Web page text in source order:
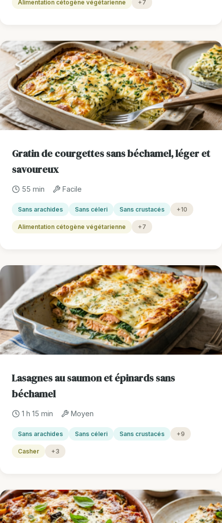
Alimentation cétogène végétarienne +7
Gratin de courgettes sans béchamel, léger et
savoureux
55 min Facile
Sans arachides Sans céleri Sans crustacés +10
Alimentation cétogène végétarienne +7
Lasagnes au saumon et épinards sans
béchamel
1 h 15 min Moyen
Sans arachides Sans céleri Sans crustacés +9
Casher +3